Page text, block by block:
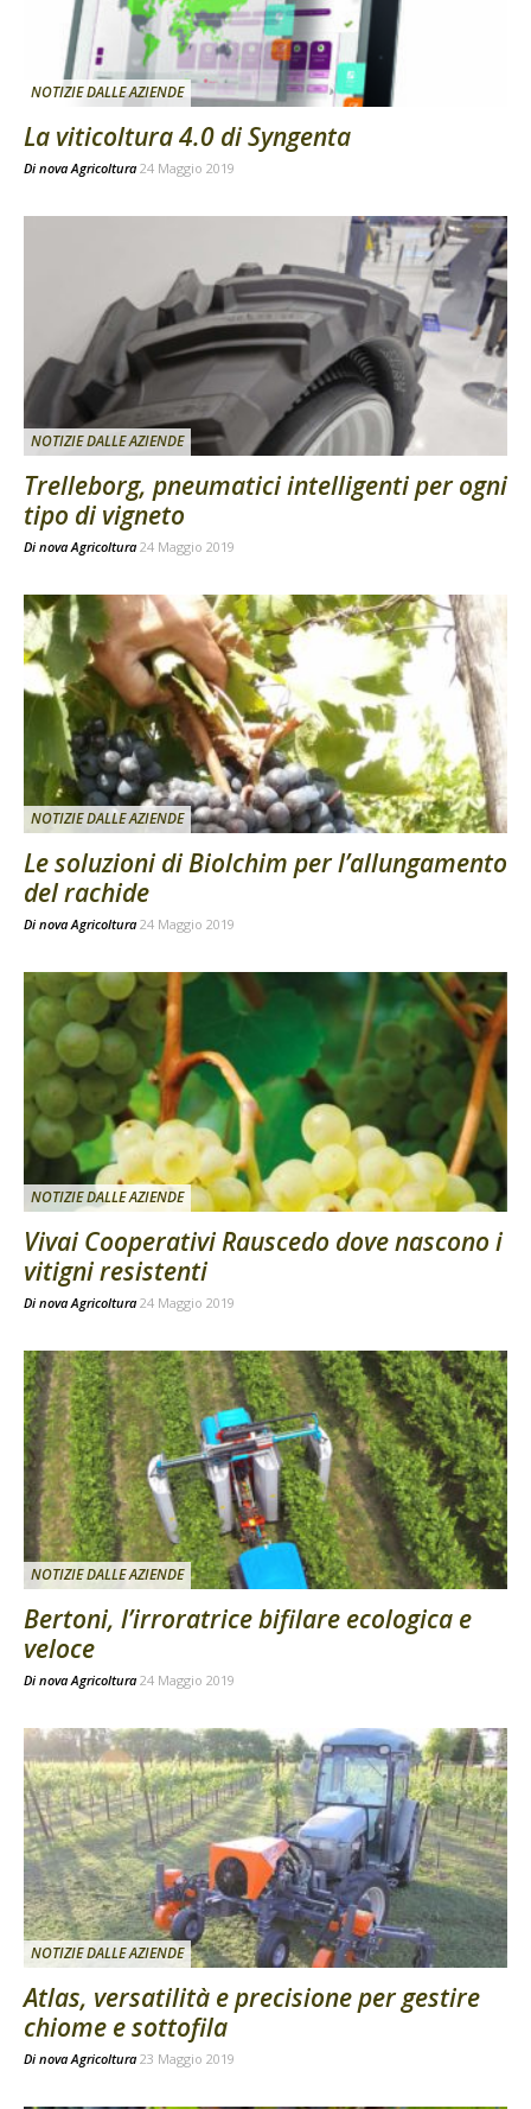
NOTIZIE DALLE AZIENDE
La viticoltura 4.0 di Syngenta
Di nova Agricoltura 24 Maggio 2019
NOTIZIE DALLE AZIENDE
Trelleborg, pneumatici intelligenti per ogni
tipo di vigneto
Di nova Agricoltura 24 Maggio 2019
NOTIZIE DALLE AZIENDE
Le soluzioni di Biolchim per l’allungamento
del rachide
Di nova Agricoltura 24 Maggio 2019
NOTIZIE DALLE AZIENDE
Vivai Cooperativi Rauscedo dove nascono i
vitigni resistenti
Di nova Agricoltura 24 Maggio 2019
NOTIZIE DALLE AZIENDE
Bertoni, l’irroratrice bifilare ecologica e
veloce
Di nova Agricoltura 24 Maggio 2019
NOTIZIE DALLE AZIENDE
Atlas, versatilità e precisione per gestire
chiome e sottofila
Di nova Agricoltura 23 Maggio 2019